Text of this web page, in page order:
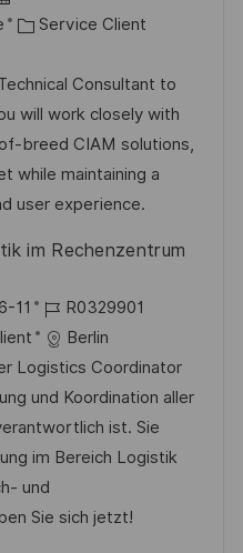
u
p
s
t
e
C
t
é
g
o
r
e
Service Client
Consultant to
will work closely with
breed CIAM solutions,
while maintaining a
user experience.
im Rechenzentrum
11
R
é
f
é
r
e
n
c
R0329901
Berlin
Logistics Coordinator
und Koordination aller
ist. Sie
im Bereich Logistik
und
Sie sich jetzt!